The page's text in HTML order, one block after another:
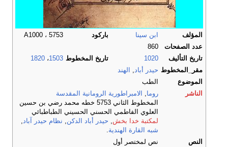
المؤلف ابن سينا باركود
A1000 ، 5753
عدد الصفحات
860
تاريخ التأليف
1020 تاريخ المخطوط 1503، 1820
مقر_المخطوط حيدر أباد,
الهند
الموضوع
الطب
الناشر
روما,
الامبراطورية الرومانية المقدسة
المخطوط الثاني 5753 خطه محمد رضي بن حسين
العلوي الفاطمي الحسني الحسيني الطباطبائي
لمكتبة خدا بخش, حيدر أباد الدكن, نظام حيدر آباد,
شبه القارة الهندية.
النص
نص لمختصر أول